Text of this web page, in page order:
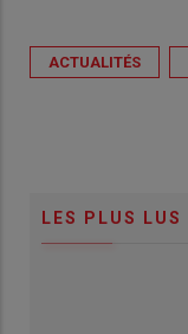
ACTUALITÉS
LES PLUS LUS